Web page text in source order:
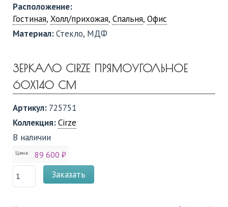
Расположение:
Гостиная, Холл/прихожая, Спальня, Офис
Материал:Стекло, МДФ
ЗЕРКАЛО CIRZE ПРЯМОУГОЛЬНОЕ
60X140 СМ
Артикул: 725751
Коллекция:Cirze
В наличии
Цена: 89 600 ₽
Заказать